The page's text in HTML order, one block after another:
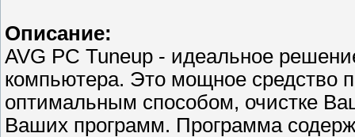
Описание:
AVG PC Tuneup - идеальное
компьютера. Это мощное средство
оптимальным способом, очистке
Ваших программ. Программа